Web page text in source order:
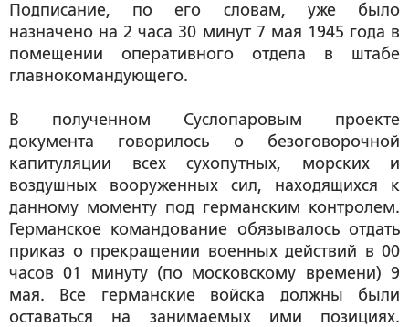
Подписание, по его словам, уже было
назначено на 2 часа 30 минут 7 мая 1945 года в
помещении оперативного отдела в штабе
главнокомандующего.
В полученном Суслопаровым проекте
документа говорилось о безоговорочной
капитуляции всех сухопутных, морских и
воздушных вооруженных сил, находящихся к
данному моменту под германским контролем.
Германское командование обязывалось отдать
приказ о прекращении военных действий в 00
часов 01 минуту (по московскому времени) 9
мая. Все германские войска должны были
оставаться на занимаемых ими позициях.